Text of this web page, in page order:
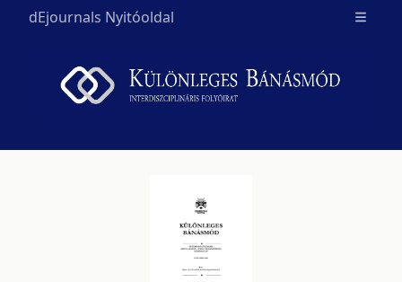
dEjournals Nyitóoldal Open